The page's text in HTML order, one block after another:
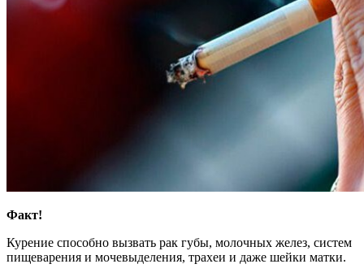
Факт!
Курение способно вызвать рак губы, молочных желез, систем
пищеварения и мочевыделения, трахеи и даже шейки матки.